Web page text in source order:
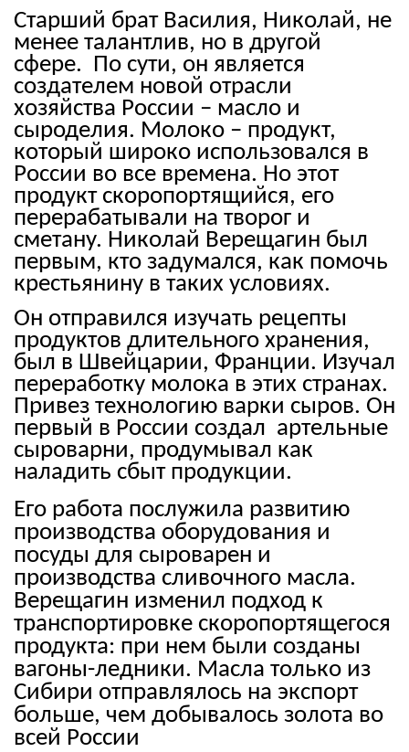
Старший брат Василия, Николай, не
менее талантлив, но в другой
сфере. По сути, он является
создателем новой отрасли
хозяйства России – масло и
сыроделия. Молоко – продукт,
который широко использовался в
России во все времена. Но этот
продукт скоропортящийся, его
перерабатывали на творог и
сметану. Николай Верещагин был
первым, кто задумался, как помочь
крестьянину в таких условиях.
Он отправился изучать рецепты
продуктов длительного хранения,
был в Швейцарии, Франции. Изучал
переработку молока в этих странах.
Привез технологию варки сыров. Он
первый в России создал артельные
сыроварни, продумывал как
наладить сбыт продукции.
Его работа послужила развитию
производства оборудования и
посуды для сыроварен и
производства сливочного масла.
Верещагин изменил подход к
транспортировке скоропортящегося
продукта: при нем были созданы
вагоны-ледники. Масла только из
Сибири отправлялось на экспорт
больше, чем добывалось золота во
всей России